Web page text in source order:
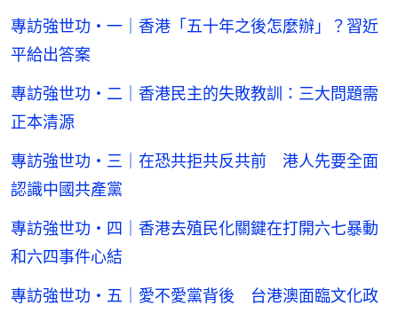
專訪強世功・一｜香港「五十年之後怎麼辦」？習近
平給出答案
專訪強世功・二｜香港民主的失敗教訓：三大問題需
正本清源
專訪強世功・三｜在恐共拒共反共前 港人先要全面
認識中國共產黨
專訪強世功・四｜香港去殖民化關鍵在打開六七暴動
和六四事件心結
專訪強世功・五｜愛不愛黨背後 台港澳面臨文化政